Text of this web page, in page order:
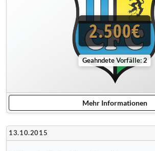
2.500€
Geahndete Vorfälle: 2
Mehr Informationen
13.10.2015